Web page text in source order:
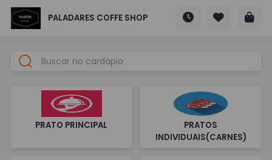
PALADARES COFFE SHOP
PRATO PRINCIPAL
PRATOS
INDIVIDUAIS(CARNES)